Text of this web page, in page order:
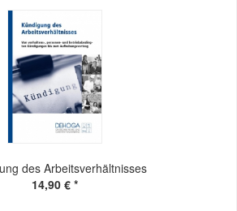
des Arbeitsverhältnisses
14,90 € *